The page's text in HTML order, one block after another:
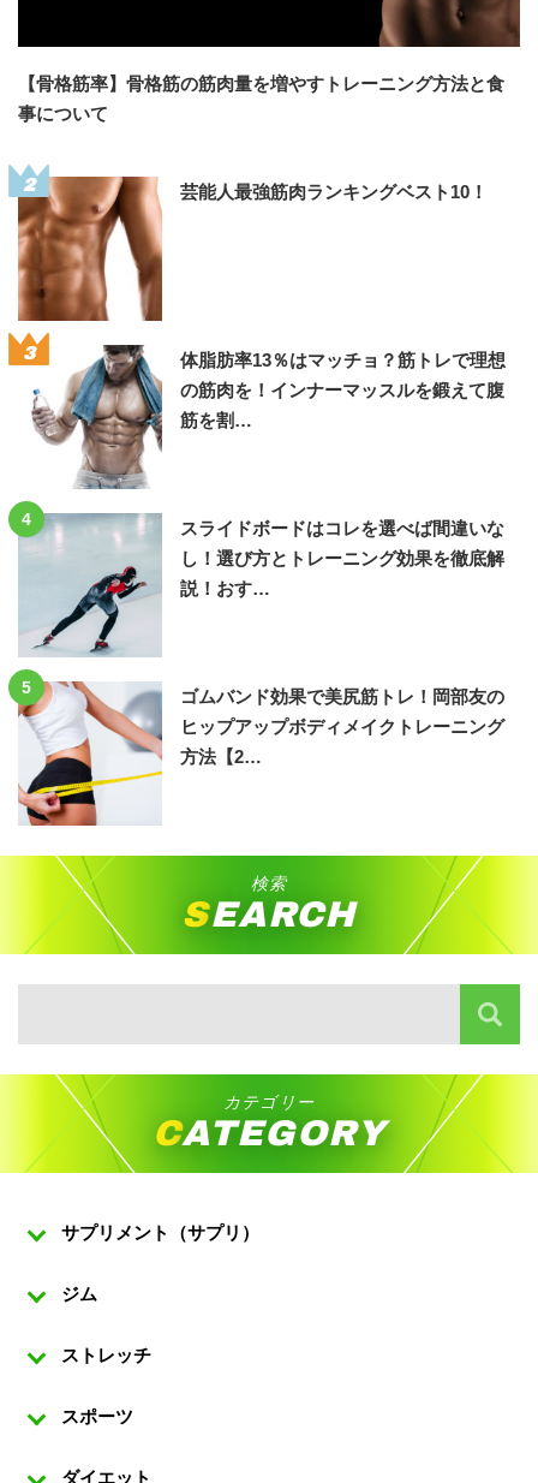
【骨格筋率】骨格筋の筋肉量を増やすトレーニング方法と食
事について
2 芸能人最強筋肉ランキングベスト10！
3
体脂肪率13％はマッチョ？筋トレで理想
の筋肉を！インナーマッスルを鍛えて腹
筋を割…
4
スライドボードはコレを選べば間違いな
し！選び方とトレーニング効果を徹底解
説！おす…
5
ゴムバンド効果で美尻筋トレ！岡部友の
ヒップアップボディメイクトレーニング
方法【2…
検索
SEARCH
カテゴリー
CATEGORY
サプリメント（サプリ）
ジム
ストレッチ
スポーツ
ダイエット